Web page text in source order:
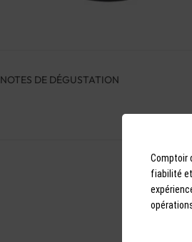
NOTES DE DÉGUSTATION
Comptoir
fiabilité